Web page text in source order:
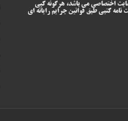
اختصاصی می باشد، هرگونه کپی
کتبی طبق قوانین جرایم رایانه ای